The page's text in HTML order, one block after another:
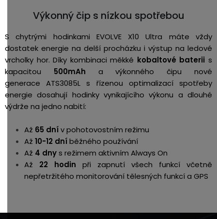
Výkonný čip s nízkou spotřebou
S chytrými hodinkami EVOLVE X10 Ultra máte vždy
dostatek energie na delší procházku i výstup na ledové
vrcholky hor.Díky kombinaci měkké kobaltové baterii s
kapacitou 500mAh a výkonného čipu nové
generace ATS3085L s řízenou optimalizací spotřeby
energie dosahují hodinky vynikajícího výkonu a dlouhé
výdrže na jedno nabití:
Až 65 dnív pohotovostním režimu
Až 10-12 dníběžného používání
Až 4 dnys režimem aktivním Always On
Až 22 hodin při zapnutí všech funkcí včetně
nepřetržitého monitorování tělesných funkcí a GPS